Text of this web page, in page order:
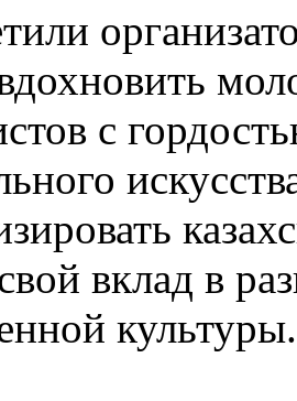
с
вклад в
культуры.